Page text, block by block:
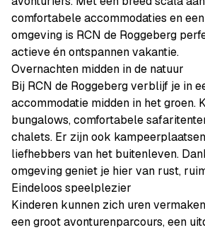
comfortabele accommodaties en
omgeving is RCN de Roggeberg
actieve én ontspannen vakantie.
Overnachten midden in de natuur
Bij RCN de Roggeberg verblijf je in
accommodatie midden in het groen.
bungalows, comfortabele
chalets. Er zijn ook
liefhebbers van het buitenleven.
omgeving geniet je hier van rust,
Eindeloos speelplezier
Kinderen kunnen zich uren
een groot avonturenparcours, een